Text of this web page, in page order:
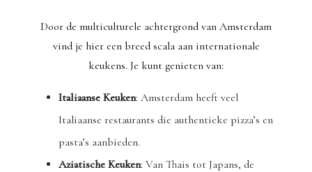
Door de multiculturele achtergrond van Amsterdam
vind je hier een breed scala aan internationale
keukens. Je kunt genieten van:
Italiaanse Keuken: Amsterdam heeft veel
Italiaanse restaurants die authentieke pizza’s en
pasta’s aanbieden.
Aziatische Keuken: Van Thais tot Japans, de